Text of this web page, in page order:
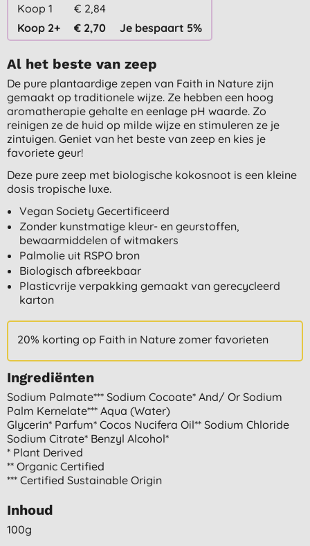
Koop 1
€ 2,84
Koop 2+
€ 2,70 Je bespaart 5%
Al het beste van zeep
De pure plantaardige zepen van Faith in Nature zijn
gemaakt op traditionele wijze. Ze hebben een hoog
aromatherapie gehalte en eenlage pH waarde. Zo
reinigen ze de huid op milde wijze en stimuleren ze je
zintuigen. Geniet van het beste van zeep en kies je
favoriete geur!
Deze pure zeep met biologische kokosnoot is een kleine
dosis tropische luxe.
Vegan Society Gecertificeerd
Zonder kunstmatige kleur- en geurstoffen,
bewaarmiddelen of witmakers
Palmolie uit RSPO bron
Biologisch afbreekbaar
Plasticvrije verpakking gemaakt van gerecycleerd
karton
20% korting op Faith in Nature zomer favorieten
Ingrediënten
Sodium Palmate*** Sodium Cocoate* And/ Or Sodium
Palm Kernelate*** Aqua (water)
Glycerin* Parfum* Cocos Nucifera Oil** Sodium Chloride
Sodium Citrate* Benzyl Alcohol*
* Plant Derived
** Organic Certified
*** Certified Sustainable Origin
Inhoud
100g